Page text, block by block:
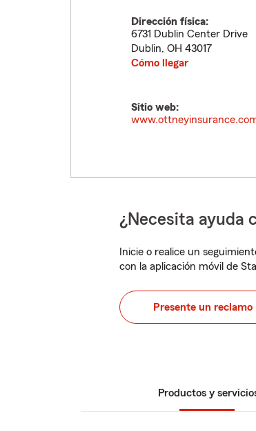
Dirección física:
6731 Dublin Center Drive
Dublin, OH 43017
Cómo llegar
Sitio web:
¿Necesita ayuda
Inicie o realice un
con la aplicación móvil de
Presente un reclamo
Productos y